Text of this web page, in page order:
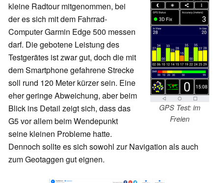
GPS Test: im
Freien
kleine Radtour mitgenommen, bei
der es sich mit dem Fahrrad-
Computer Garmin Edge 500 messen
darf. Die gebotene Leistung des
Testgerätes ist zwar gut, doch die mit
dem Smartphone gefahrene Strecke
soll rund 120 Meter kürzer sein. Eine
eher geringe Abweichung, aber beim
Blick ins Detail zeigt sich, dass das
G5 vor allem beim Wendepunkt
seine kleinen Probleme hatte.
Dennoch sollte es sich sowohl zur Navigation als auch
zum Geotaggen gut eignen.